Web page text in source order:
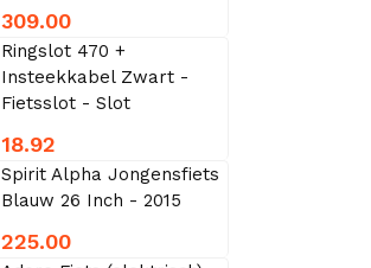
309.00
Ringslot 470 +
Insteekkabel Zwart -
Fietsslot - Slot
18.92
Spirit Alpha Jongensfiets
Blauw 26 Inch - 2015
225.00